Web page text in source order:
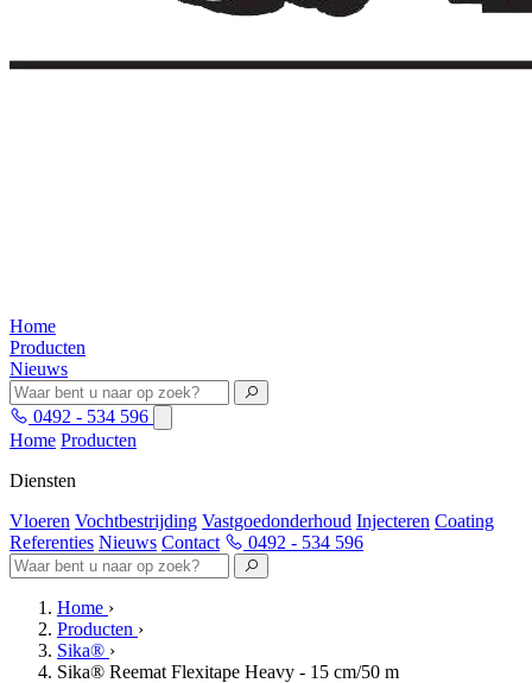
Home
Producten
Nieuws
0492 - 534 596
Home Producten
Diensten
Vloeren Vochtbestrijding Vastgoedonderhoud Injecteren Coating
Referenties Nieuws Contact 0492 - 534 596
Home ›
Producten ›
Sika® ›
Sika® Reemat Flexitape Heavy - 15 cm/50 m